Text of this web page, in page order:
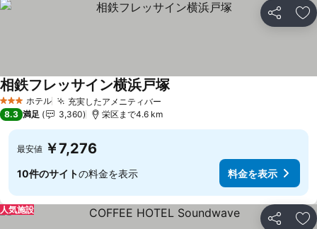
シェア お
3 ホテルのランク
ホテル 充実したアメニティバー
相鉄フレッサイン横浜戸塚
8.3 満足 3,360 栄区まで4.6 km
最安値 ￥7,276
10件のサイトの料金を表示 料金を表示
シェア お
人気施設